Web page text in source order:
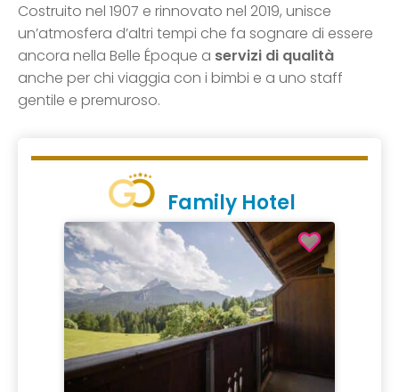
Costruito nel 1907 e rinnovato nel 2019, unisce
un’atmosfera d’altri tempi che fa sognare di essere
ancora nella Belle Époque a servizi di qualità
anche per chi viaggia con i bimbi e a uno staff
gentile e premuroso.
Family Hotel